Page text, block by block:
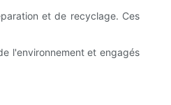
et de recyclage. Ces
l'environnement et engagés